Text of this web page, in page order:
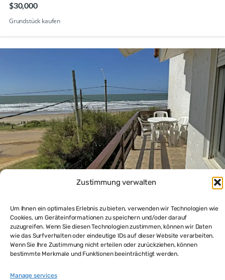
Zustimmung verwalten
Um Ihnen ein optimales Erlebnis zu bieten, verwenden wir Technologien wie
Cookies, um Geräteinformationen zu speichern und/oder darauf
zuzugreifen. Wenn Sie diesen Technologien zustimmen, können wir Daten
wie das Surfverhalten oder eindeutige IDs auf dieser Website verarbeiten.
Wenn Sie Ihre Zustimmung nicht erteilen oder zurückziehen, können
bestimmte Merkmale und Funktionen beeinträchtigt werden.
Manage services
$30,000
Grundstück kaufen
Rocha La Paloma: Investition Appartmenthaus
Strandlage – hohe Rendite
$380,000
6beds 4baths 200 m²